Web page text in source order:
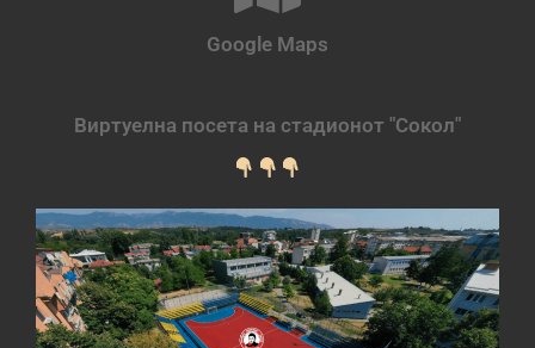
Google Maps
Виртуелна посета на стадионот "Сокол"